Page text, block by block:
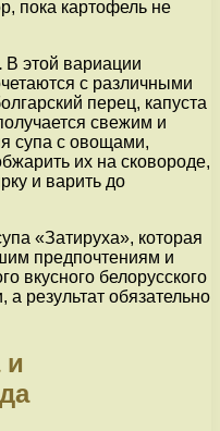
пока картофель не
В этой вариации
с различными
перец, капуста
свежим и
супа с овощами,
их на сковороде,
и варить до
«Затируха», которая
предпочтениям и
вкусного белорусского
результат обязательно
и